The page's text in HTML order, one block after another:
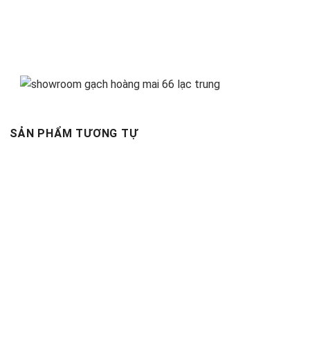
SẢN PHẨM TƯƠNG TỰ